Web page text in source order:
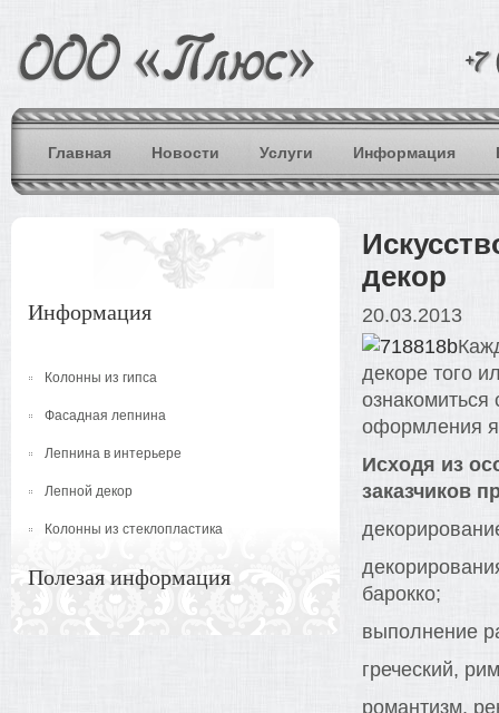
Главная Новости Услуги Информация
Информация
Колонны из гипса
Фасадная лепнина
Лепнина в интерьере
Лепной декор
Колонны из стеклопластика
Полезая информация
декор
20.03.2013
декоре того
оформления
Исходя из
заказчиков
барокко;
выполнение
греческий,
романтизм,